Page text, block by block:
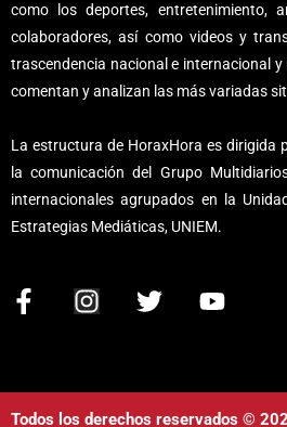
como los deportes, entretenimiento,
colaboradores, así como videos y
trascendencia nacional e internacional
comentan y analizan las más variadas
La estructura de HoraxHora es dirigida
la comunicación del Grupo
internacionales agrupados en la
Estrategias Mediáticas, UNIEM.
F
b
I
a
T
Y
u
Todos los derechos reservados ©